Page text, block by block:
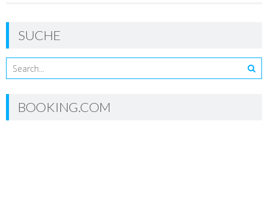
SUCHE
BOOKING.COM